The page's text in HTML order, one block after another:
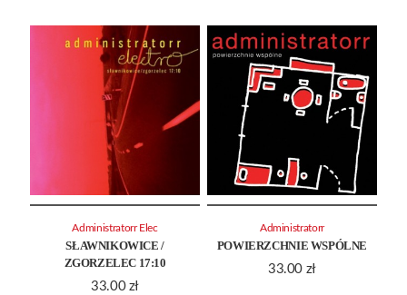
SŁAWNIKOWICE /
ZGORZELEC 17:10
33.00 zł
Administratorr Elec
POWIERZCHNIE WSPÓLNE
33.00 zł
Administratorr